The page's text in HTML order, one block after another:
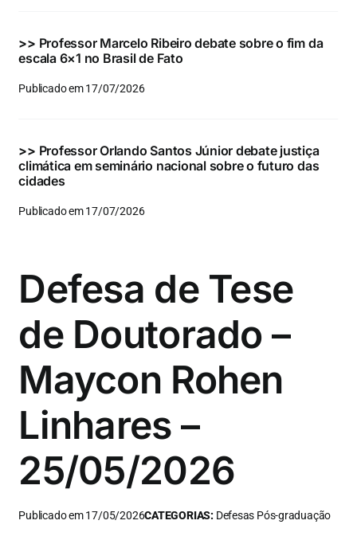
>> Professor Marcelo Ribeiro debate sobre o fim da
escala 6×1 no Brasil de Fato
Publicado em 17/07/2026
>> Professor Orlando Santos Júnior debate justiça
climática em seminário nacional sobre o futuro das
cidades
Publicado em 17/07/2026
Defesa de Tese
de Doutorado –
Maycon Rohen
Linhares –
25/05/2026
Publicado em 17/05/2026CATEGORIAS: Defesas Pós-graduação